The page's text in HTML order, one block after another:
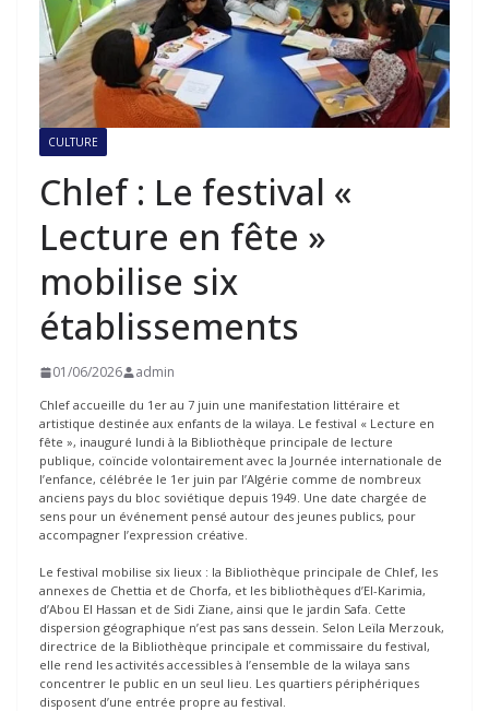
CULTURE
Chlef : Le festival «
Lecture en fête »
mobilise six
établissements
01/06/2026 admin
Chlef accueille du 1er au 7 juin une manifestation littéraire et
artistique destinée aux enfants de la wilaya. Le festival « Lecture en
fête », inauguré lundi à la Bibliothèque principale de lecture
publique, coïncide volontairement avec la Journée internationale de
l’enfance, célébrée le 1er juin par l’Algérie comme de nombreux
anciens pays du bloc soviétique depuis 1949. Une date chargée de
sens pour un événement pensé autour des jeunes publics, pour
accompagner l’expression créative.
Le festival mobilise six lieux : la Bibliothèque principale de Chlef, les
annexes de Chettia et de Chorfa, et les bibliothèques d’El-Karimia,
d’Abou El Hassan et de Sidi Ziane, ainsi que le jardin Safa. Cette
dispersion géographique n’est pas sans dessein. Selon Leïla Merzouk,
directrice de la Bibliothèque principale et commissaire du festival,
elle rend les activités accessibles à l’ensemble de la wilaya sans
concentrer le public en un seul lieu. Les quartiers périphériques
disposent d’une entrée propre au festival.